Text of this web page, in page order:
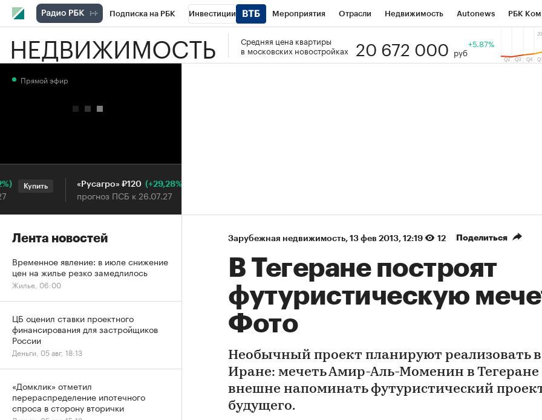
Подписка на РБК Инвестиции Мероприятия Отрасли Недвижимость Autonews РБК
РБК Вино Спорт Школа управления РБК РБК Образование Тренды
НЕДВИЖИМОСТЬ
Средняя цена квартиры
в московских новостройках
20 672 000 руб
+5.87%
Зарубежная недвижимость⁠, 13 фев 2013, 12:19 12 Поделиться
В Тегеране построят
футуристическую
Фото
Необычный проект планируют реализовать в
Иране: мечеть Амир-Аль-Моменин в Тегеране
внешне напоминать футуристический
будущего.
Прямой эфир
Купить «Русагро» ₽120 (+29,28%)
прогноз ПСБ к 26.07.27
Лента новостей
Временное явление: в июле снижение
цен на жилье резко замедлилось
Жилье, 06:00
ЦБ оценил ставки проектного
финансирования для застройщиков
России
Деньги, 05 авг, 18:13
«Домклик» отметил
перераспределение ипотечного
спроса в сторону вторички